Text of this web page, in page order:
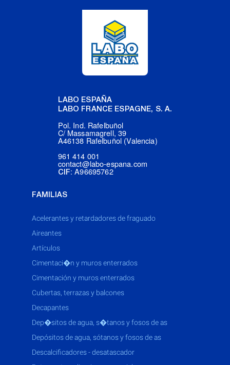
LABO ESPAÑA
LABO FRANCE ESPAGNE, S. A.
Pol. Ind. Rafelbuñol
C/ Massamagrell, 39
A46138 Rafelbuñol (Valencia)
961 414 001
contact@labo-espana.com
CIF: A96695762
FAMILIAS
acelerantes y retardadores de fraguado
aireantes
artículos
cimentaci�n y muros enterrados
cimentación y muros enterrados
cubertas, terrazas y balcones
decapantes
dep�sitos de agua, s�tanos y fosos de as
depósitos de agua, sótanos y fosos de as
descalcificadores - desatascador